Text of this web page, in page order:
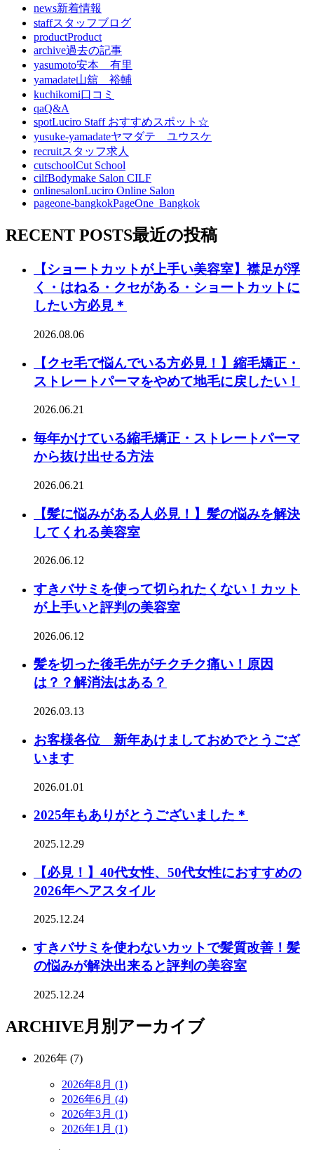
news新着情報
staffスタッフブログ
productProduct
archive過去の記事
yasumoto安本 有里
yamadate山舘 裕輔
kuchikomi口コミ
qaQ&A
spotLuciro Staff おすすめスポット☆
yusuke-yamadateヤマダテ ユウスケ
recruitスタッフ求人
cutschoolCut School
cilfBodymake Salon CILF
onlinesalonLuciro Online Salon
pageone-bangkokPageOne_Bangkok
RECENT POSTS最近の投稿
【ショートカットが上手い美容室】襟足が浮
く・はねる・クセがある・ショートカットに
したい方必見＊
2026.08.06
【クセ毛で悩んでいる方必見！】縮毛矯正・
ストレートパーマをやめて地毛に戻したい！
2026.06.21
毎年かけている縮毛矯正・ストレートパーマ
から抜け出せる方法
2026.06.21
【髪に悩みがある人必見！】髪の悩みを解決
してくれる美容室
2026.06.12
すきバサミを使って切られたくない！カット
が上手いと評判の美容室
2026.06.12
髪を切った後毛先がチクチク痛い！原因
は？？解消法はある？
2026.03.13
お客様各位 新年あけましておめでとうござ
います
2026.01.01
2025年もありがとうございました＊
2025.12.29
【必見！】40代女性、50代女性におすすめの
2026年ヘアスタイル
2025.12.24
すきバサミを使わないカットで髪質改善！髪
の悩みが解決出来ると評判の美容室
2025.12.24
ARCHIVE月別アーカイブ
2026年 (7)
2026年8月 (1)
2026年6月 (4)
2026年3月 (1)
2026年1月 (1)